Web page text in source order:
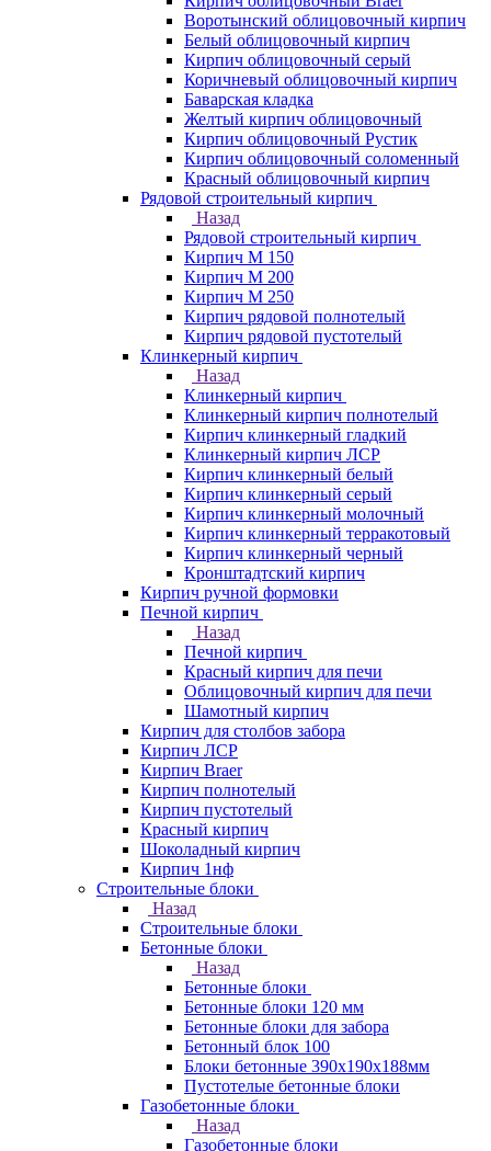
Воротынский облицовочный кирпич
Белый облицовочный кирпич
Кирпич облицовочный серый
Коричневый облицовочный кирпич
Баварская кладка
Желтый кирпич облицовочный
Кирпич облицовочный Рустик
Кирпич облицовочный соломенный
Красный облицовочный кирпич
Рядовой строительный кирпич
Назад
Рядовой строительный кирпич
Кирпич М 150
Кирпич М 200
Кирпич М 250
Кирпич рядовой полнотелый
Кирпич рядовой пустотелый
Клинкерный кирпич
Назад
Клинкерный кирпич
Клинкерный кирпич полнотелый
Кирпич клинкерный гладкий
Клинкерный кирпич ЛСР
Кирпич клинкерный белый
Кирпич клинкерный серый
Кирпич клинкерный молочный
Кирпич клинкерный терракотовый
Кирпич клинкерный черный
Кронштадтский кирпич
Кирпич ручной формовки
Печной кирпич
Назад
Печной кирпич
Красный кирпич для печи
Облицовочный кирпич для печи
Шамотный кирпич
Кирпич для столбов забора
Кирпич ЛСР
Кирпич Braer
Кирпич полнотелый
Кирпич пустотелый
Красный кирпич
Шоколадный кирпич
Кирпич 1нф
Строительные блоки
Назад
Строительные блоки
Бетонные блоки
Назад
Бетонные блоки
Бетонные блоки 120 мм
Бетонные блоки для забора
Бетонный блок 100
Блоки бетонные 390х190х188мм
Пустотелые бетонные блоки
Газобетонные блоки
Назад
Газобетонные блоки